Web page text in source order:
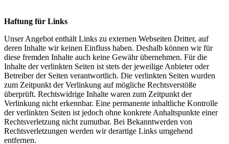
Haftung für Links
Unser Angebot enthält Links zu externen Webseiten Dritter, auf
deren Inhalte wir keinen Einfluss haben. Deshalb können wir für
diese fremden Inhalte auch keine Gewähr übernehmen. Für die
Inhalte der verlinkten Seiten ist stets der jeweilige Anbieter oder
Betreiber der Seiten verantwortlich. Die verlinkten Seiten wurden
zum Zeitpunkt der Verlinkung auf mögliche Rechtsverstöße
überprüft. Rechtswidrige Inhalte waren zum Zeitpunkt der
Verlinkung nicht erkennbar. Eine permanente inhaltliche Kontrolle
der verlinkten Seiten ist jedoch ohne konkrete Anhaltspunkte einer
Rechtsverletzung nicht zumutbar. Bei Bekanntwerden von
Rechtsverletzungen werden wir derartige Links umgehend
entfernen.